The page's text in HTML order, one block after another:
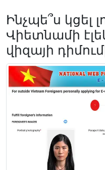
Ինչպե՞ս կցել
Վիետնամի
վիզայի